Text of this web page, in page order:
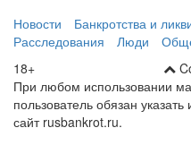
Новости Банкротства и
Расследования
Люди
18+
При любом использовании
пользователь обязан
сайт rusbankrot.ru.